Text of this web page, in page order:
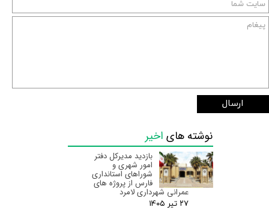
ارسال
نوشته های اخیر
بازدید مدیرکل دفتر
امور شهری و
شوراهای استانداری
فارس از پروژه های
عمرانی شهرداری لامرد
۲۷ تیر ۰۵